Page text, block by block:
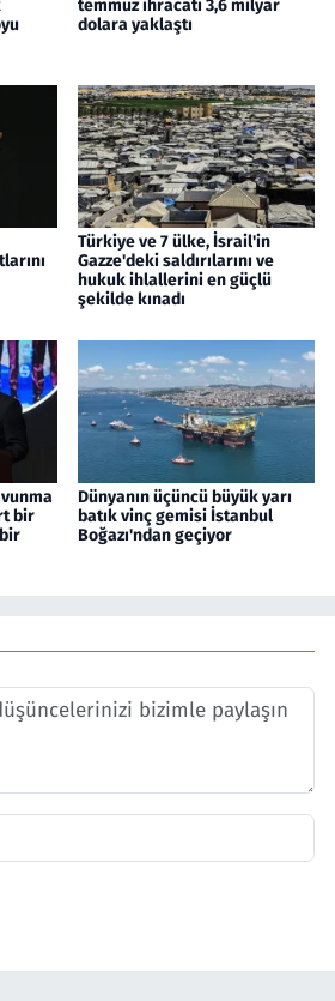
temmuz ihracatı 3,6 milyar
dolara yaklaştı
Türkiye ve 7 ülke, İsrail'in
Gazze'deki saldırılarını ve
hukuk ihlallerini en güçlü
şekilde kınadı
bir
Dünyanın üçüncü büyük yarı
batık vinç gemisi İstanbul
Boğazı'ndan geçiyor